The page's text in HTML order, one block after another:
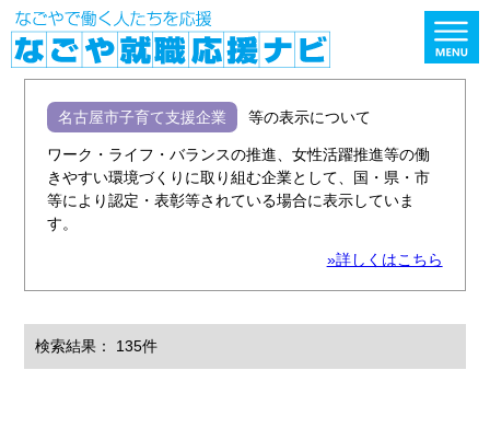
名古屋市子育て支援企業 等の表示について
ワーク・ライフ・バランスの推進、女性活躍推進等の働
きやすい環境づくりに取り組む企業として、国・県・市
等により認定・表彰等されている場合に表示していま
す。
»詳しくはこちら
検索結果： 135件